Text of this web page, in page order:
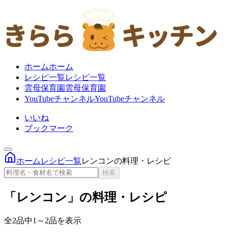
ホームホーム
レシピ一覧レシピ一覧
雲母保育園 雲母保育園
YouTubeチャンネルYouTubeチャンネル
いいね
ブックマーク
ホーム レシピ一覧レンコンの料理・レシピ
検索
「レンコン」の料理・レシピ
全2品中1～2品を表示